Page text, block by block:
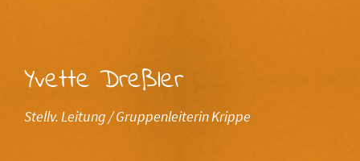
Yvette Dreßler
Stellv. Leitung / Gruppenleiterin Krippe